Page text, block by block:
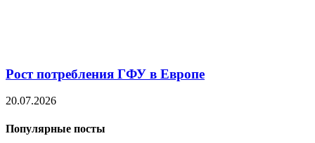
Рост потребления ГФУ в Европе
20.07.2026
Популярные посты